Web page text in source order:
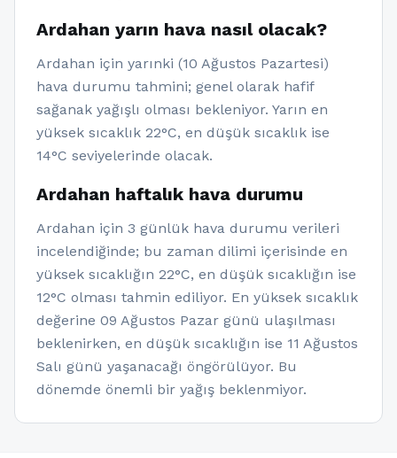
Ardahan yarın hava nasıl olacak?
Ardahan için yarınki (10 Ağustos Pazartesi)
hava durumu tahmini; genel olarak hafif
sağanak yağışlı olması bekleniyor. Yarın en
yüksek sıcaklık 22°C, en düşük sıcaklık ise
14°C seviyelerinde olacak.
Ardahan haftalık hava durumu
Ardahan için 3 günlük hava durumu verileri
incelendiğinde; bu zaman dilimi içerisinde en
yüksek sıcaklığın 22°C, en düşük sıcaklığın ise
12°C olması tahmin ediliyor. En yüksek sıcaklık
değerine 09 Ağustos Pazar günü ulaşılması
beklenirken, en düşük sıcaklığın ise 11 Ağustos
Salı günü yaşanacağı öngörülüyor. Bu
dönemde önemli bir yağış beklenmiyor.